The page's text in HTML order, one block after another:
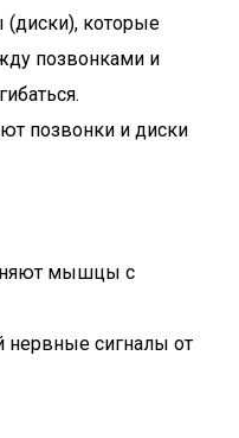
которые
позвонками и
позвонки и диски
мышцы с
сигналы от